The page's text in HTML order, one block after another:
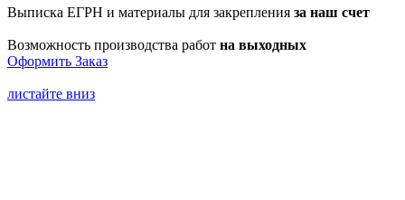
Выписка ЕГРН и материалы для закрепления за наш счет
Возможность производства работ на выходных
Оформить Заказ
листайте вниз